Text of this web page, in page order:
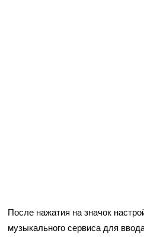
После нажатия на значок
музыкального сервиса для